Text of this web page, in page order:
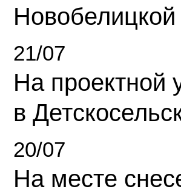
Новобелицкой
21/07
На проектной
в
20/07
На месте